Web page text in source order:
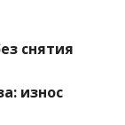
снятия
износ